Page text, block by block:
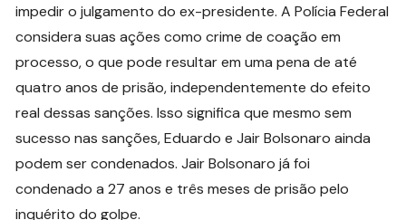
impedir o julgamento do ex-presidente. A Polícia Federal
considera suas ações como crime de coação em
processo, o que pode resultar em uma pena de até
quatro anos de prisão, independentemente do efeito
real dessas sanções. Isso significa que mesmo sem
sucesso nas sanções, Eduardo e Jair Bolsonaro ainda
podem ser condenados. Jair Bolsonaro já foi
condenado a 27 anos e três meses de prisão pelo
inquérito do golpe.